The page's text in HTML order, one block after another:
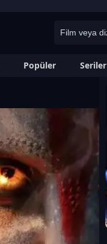
Popüler Seriler